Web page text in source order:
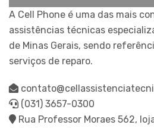
A Cell Phone é uma das mais
assistências técnicas
de Minas Gerais, sendo
serviços de reparo.
(031) 3657-0300
Rua Professor Moraes 562,